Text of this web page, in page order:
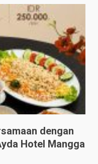
dengan
Hotel Mangga